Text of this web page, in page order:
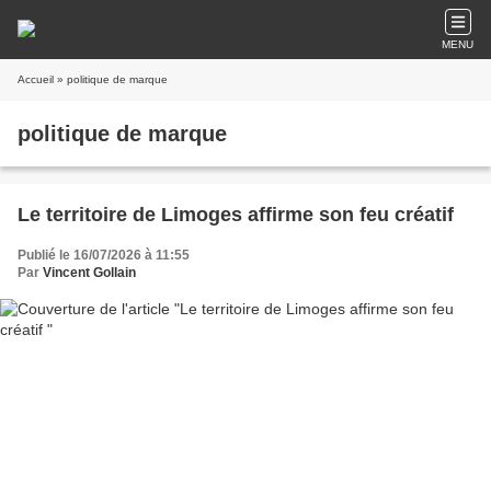
MENU
Accueil » politique de marque
politique de marque
Le territoire de Limoges affirme son feu créatif
Publié le 16/07/2026 à 11:55
Par Vincent Gollain